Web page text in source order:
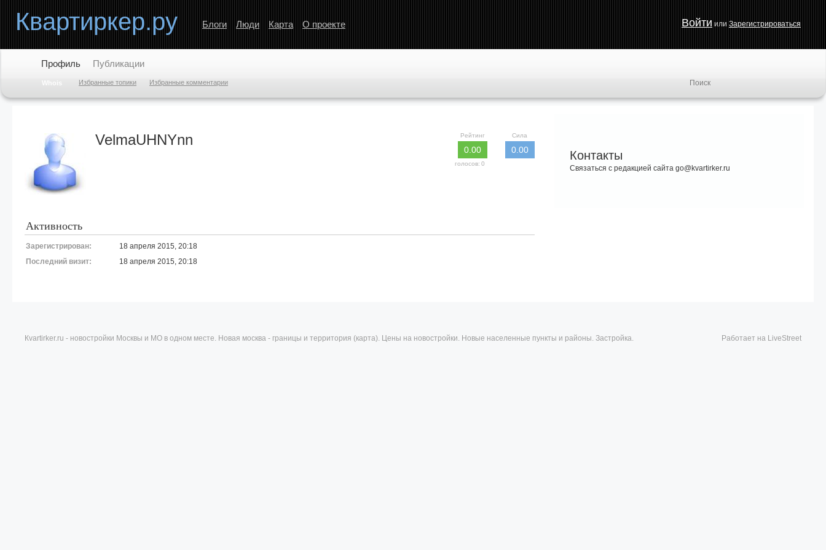
Квартиркер.ру Блоги Люди Карта О проекте Войти или Зарегистрироваться
Профиль
Whois Избранные топики Избранные комментарии
Публикации
Сила
0.00
Рейтинг
0.00
голосов: 0
VelmaUHNYnn
Активность
Зарегистрирован:
18 апреля 2015, 20:18
Последний визит:
18 апреля 2015, 20:18
Контакты
Связаться с редакцией сайта go@kvartirker.ru
Работает на LiveStreet
Кvartirker.ru - новостройки Москвы и МО в одном месте. Новая москва - границы и территория (карта). Цены на новостройки. Новые населенные пункты и районы. Застройка.